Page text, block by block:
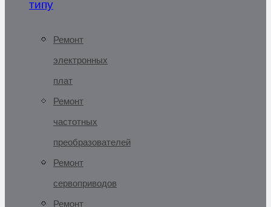
типу
Ремонт
электронных
плат
Ремонт
частотных
преобразователей
Ремонт
сервоприводов
Ремонт